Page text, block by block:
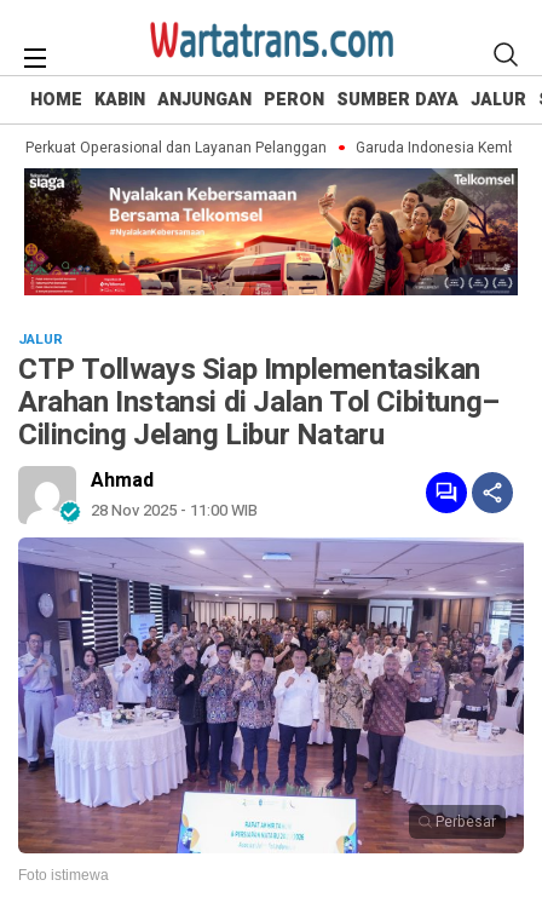
HOME KABIN ANJUNGAN PERON SUMBER DAYA JALUR
Operasional dan Layanan Pelanggan Garuda Indonesia Kembali
JALUR
CTP Tollways Siap Implementasikan
Arahan Instansi di Jalan Tol Cibitung–
Cilincing Jelang Libur Nataru
Ahmad
28 Nov 2025 - 11:00 WIB
Perbesar
Foto istimewa